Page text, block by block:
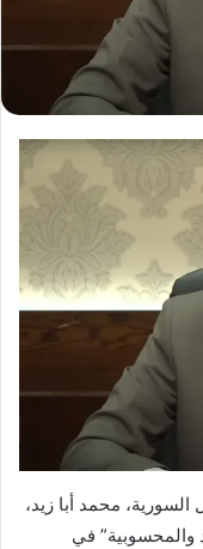
محمد أبا زيد،
والمحسوبية” في